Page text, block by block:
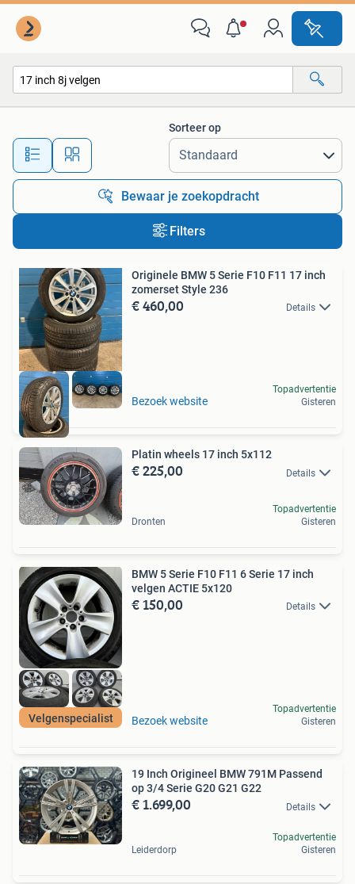
Alle afstanden…
Sorteer op
Bewaar je zoekopdracht
Filters
Originele BMW 5 Serie F10 F11 17 inch
zomerset Style 236
€ 460,00 Details
Bezoek website
Topadvertentie
Gisteren
Platin wheels 17 inch 5x112
€ 225,00 Details
Dronten
Topadvertentie
Gisteren
Velgenspecialist
BMW 5 Serie F10 F11 6 Serie 17 inch
velgen ACTIE 5x120
€ 150,00 Details
Bezoek website
Topadvertentie
Gisteren
19 Inch Origineel BMW 791M Passend
op 3/4 Serie G20 G21 G22
€ 1.699,00 Details
Leiderdorp
Topadvertentie
Gisteren